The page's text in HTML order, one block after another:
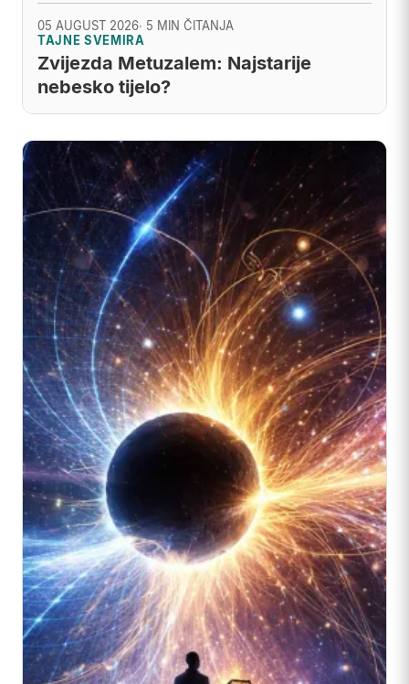
05 AUGUST 2026· 5 MIN ČITANJA
TAJNE SVEMIRA
Zvijezda Metuzalem: Najstarije
nebesko tijelo?